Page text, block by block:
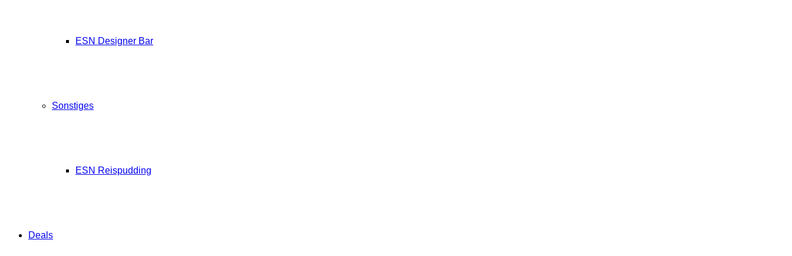
ESN Designer Bar
Sonstiges
ESN Reispudding
Deals